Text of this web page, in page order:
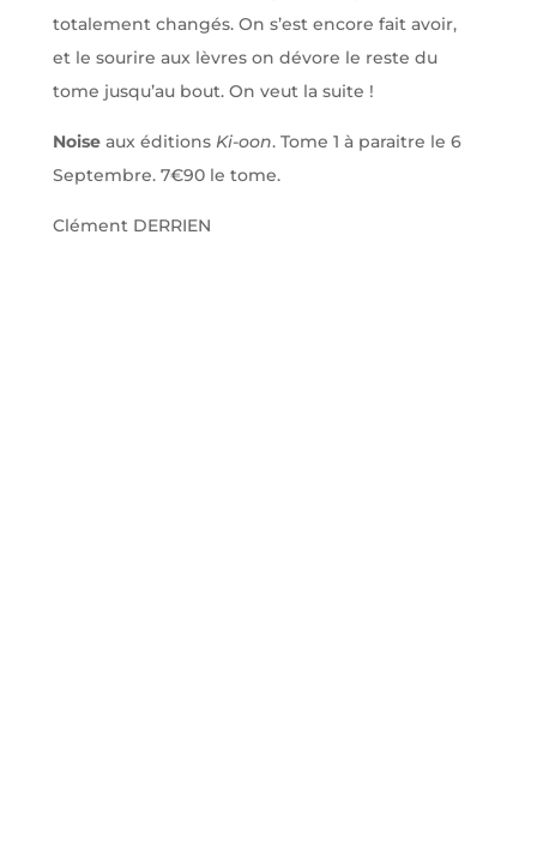
totalement changés. On s’est encore fait avoir,
et le sourire aux lèvres on dévore le reste du
tome jusqu’au bout. On veut la suite !
Noiseaux éditions Ki-oon. Tome 1 à paraitre le 6
Septembre. 7€90 le tome.
Clément DERRIEN